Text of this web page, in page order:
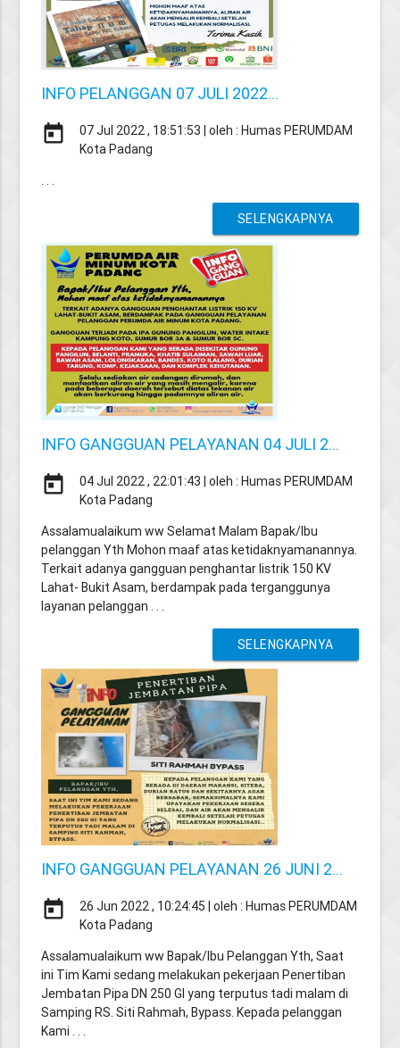
INFO PELANGGAN 07 JULI 2022...
today
07 Jul 2022 , 18:51:53 | oleh : Humas PERUMDAM
Kota Padang
. . .
SELENGKAPNYA
INFO GANGGUAN PELAYANAN 04 JULI 2...
today
04 Jul 2022 , 22:01:43 | oleh : Humas PERUMDAM
Kota Padang
Assalamualaikum ww Selamat Malam Bapak/Ibu
pelanggan Yth Mohon maaf atas ketidaknyamanannya.
Terkait adanya gangguan penghantar listrik 150 KV
Lahat- Bukit Asam, berdampak pada terganggunya
layanan pelanggan . . .
SELENGKAPNYA
INFO GANGGUAN PELAYANAN 26 JUNI 2...
today
26 Jun 2022 , 10:24:45 | oleh : Humas PERUMDAM
Kota Padang
Assalamualaikum ww Bapak/Ibu Pelanggan Yth, Saat
ini Tim Kami sedang melakukan pekerjaan Penertiban
Jembatan Pipa DN 250 GI yang terputus tadi malam di
Samping RS. Siti Rahmah, Bypass. Kepada pelanggan
Kami . . .